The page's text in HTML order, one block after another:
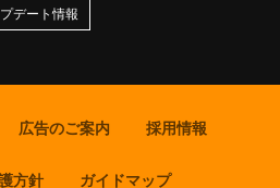
デート情報
広告のご案内 採用情報
方針 ガイドマップ